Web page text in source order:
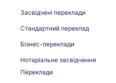
Засвідчені переклади
Стандартний переклад
Бізнес-переклади
Нотаріальне засвідчення
Переклади